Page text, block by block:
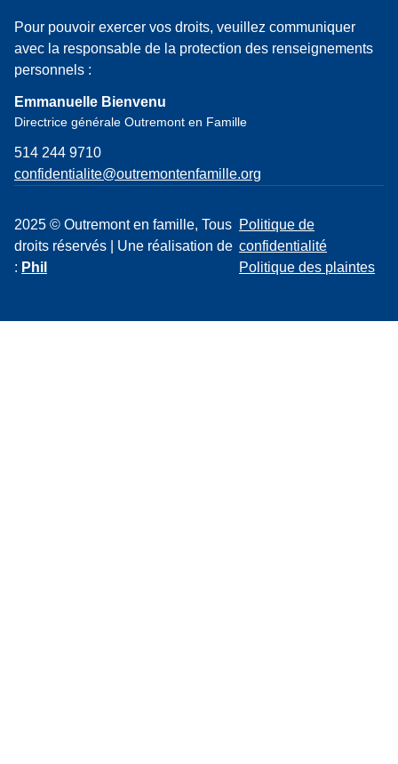
Pour pouvoir exercer vos droits, veuillez communiquer
avec la responsable de la protection des renseignements
personnels :
Emmanuelle Bienvenu
Directrice générale Outremont en Famille
514 244 9710
confidentialite@outremontenfamille.org
2025 © Outremont en famille, Tous
droits réservés | Une réalisation de
: Phil
Politique de
confidentialité
Politique des plaintes